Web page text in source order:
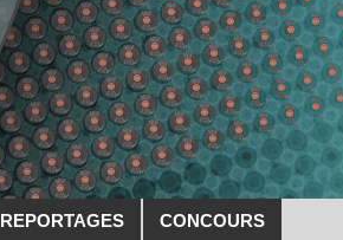
REPORTAGES CONCOURS